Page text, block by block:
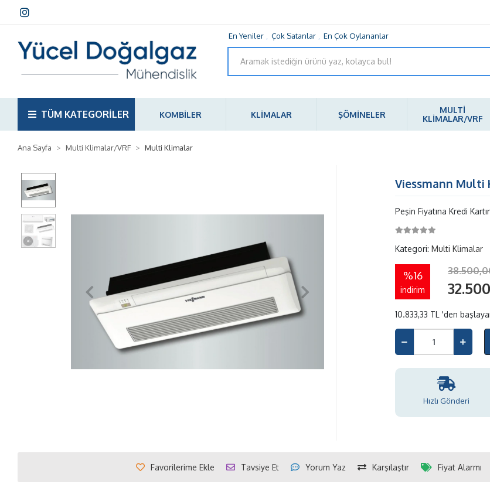
En Yeniler Çok Satanlar En Çok Oylananlar
TÜM KATEGORİLER KOMBİLER KLİMALAR ŞÖMİNELER
MULTİ
KLİMALAR/VRF
Ana Sayfa Multi Klimalar/VRF Multi Klimalar
Viessmann Multi
Peşin Fiyatına Kredi
Kategori:Multi Klimalar
%16
indirim
10.833,33 TL 'den
Hızlı Gönderi
Favorilerime Ekle Tavsiye Et Yorum Yaz Karşılaştır Fiyat Alarmı